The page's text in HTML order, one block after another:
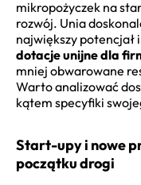
mikropożyczek na
rozwój. Unia
największy
dotacje unijne dla
mniej obwarowane
Warto analizować
kątem specyfiki
Start-upy i nowe
początku drogi